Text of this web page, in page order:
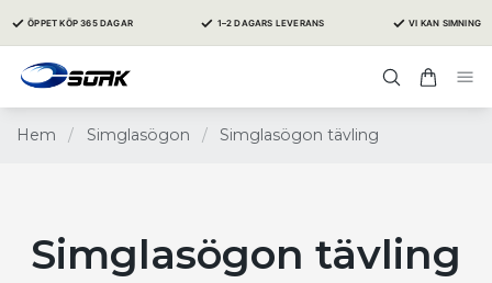
✓ ÖPPET KÖP 365 DAGAR ✓ 1–2 DAGARS LEVERANS ✓ VI KAN SIMNING
Hem / Simglasögon / Simglasögon tävling
Simglasögon tävling